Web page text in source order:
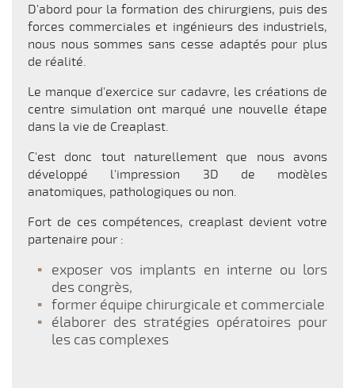
D'abord pour la formation des chirurgiens, puis des
forces commerciales et ingénieurs des industriels,
nous nous sommes sans cesse adaptés pour plus
de réalité.
Le manque d'exercice sur cadavre, les créations de
centre simulation ont marqué une nouvelle étape
dans la vie de Creaplast.
C'est donc tout naturellement que nous avons
développé l'impression 3D de modèles
anatomiques, pathologiques ou non.
Fort de ces compétences, creaplast devient votre
partenaire pour :
exposer vos implants en interne ou lors
des congrès,
former équipe chirurgicale et commerciale
élaborer des stratégies opératoires pour
les cas complexes